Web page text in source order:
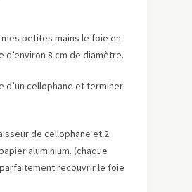
petites mains le foie en
d’environ 8 cm de diamètre.
d’un cellophane et terminer
de cellophane et 2
aluminium. (chaque
recouvrir le foie